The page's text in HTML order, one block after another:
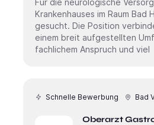
Für die neurologische
Krankenhauses im Raum Bad Homburg
gesucht. Die Position
einem breit aufgestellten
fachlichem Anspruch und viel
Schnelle Bewerbung Bad
Oberarzt